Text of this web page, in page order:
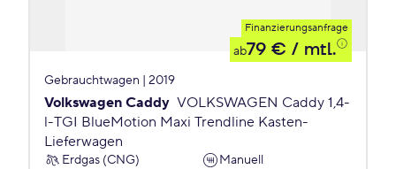
Finanzierungsanfrage
ab79 € / mtl.
Gebrauchtwagen | 2019
Volkswagen Caddy VOLKSWAGEN Caddy 1,4-
l-TGI BlueMotion Maxi Trendline Kasten-
Lieferwagen
Erdgas (CNG)
Manuell